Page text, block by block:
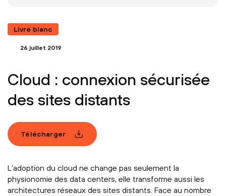
Livre blanc
26 juillet 2019
Cloud : connexion sécurisée
des sites distants
Télécharger
L’adoption du cloud ne change pas seulement la
physionomie des data centers, elle transforme aussi les
architectures réseaux des sites distants. Face au nombre